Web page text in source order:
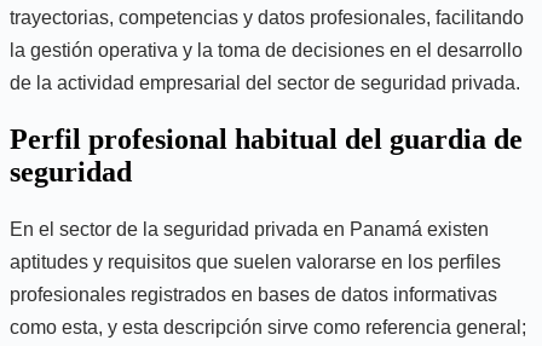
trayectorias, competencias y datos profesionales, facilitando
la gestión operativa y la toma de decisiones en el desarrollo
de la actividad empresarial del sector de seguridad privada.
Perfil profesional habitual del guardia de
seguridad
En el sector de la seguridad privada en Panamá existen
aptitudes y requisitos que suelen valorarse en los perfiles
profesionales registrados en bases de datos informativas
como esta, y esta descripción sirve como referencia general;